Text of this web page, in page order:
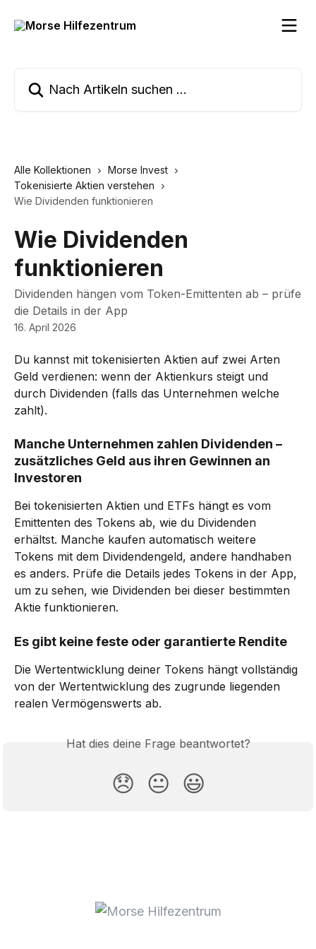
Alle Kollektionen
Morse Invest
Tokenisierte Aktien verstehen
Wie Dividenden funktionieren
Wie Dividenden
funktionieren
Dividenden hängen vom Token-Emittenten ab – prüfe
die Details in der App
16. April 2026
Du kannst mit tokenisierten Aktien auf zwei Arten
Geld verdienen: wenn der Aktienkurs steigt und
durch Dividenden (falls das Unternehmen welche
zahlt).
Manche Unternehmen zahlen Dividenden –
zusätzliches Geld aus ihren Gewinnen an
Investoren
Bei tokenisierten Aktien und ETFs hängt es vom
Emittenten des Tokens ab, wie du Dividenden
erhältst. Manche kaufen automatisch weitere
Tokens mit dem Dividendengeld, andere handhaben
es anders. Prüfe die Details jedes Tokens in der App,
um zu sehen, wie Dividenden bei dieser bestimmten
Aktie funktionieren.
Es gibt keine feste oder garantierte Rendite
Die Wertentwicklung deiner Tokens hängt vollständig
von der Wertentwicklung des zugrunde liegenden
realen Vermögenswerts ab.
Hat dies deine Frage beantwortet?
😞 😐 😃